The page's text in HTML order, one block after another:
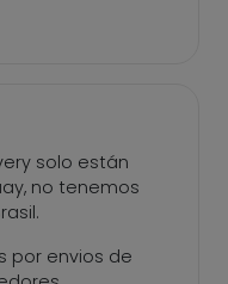
solo están
no tenemos
por envios de